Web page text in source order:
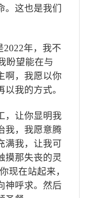
。这也是我们
2022年，我不
盼望能在与
啊，我愿以你
我的方式。
，让你显明我
我，我愿意腾
满我，让我可
摸那失丧的灵
现在站起来，
神呼求。然后